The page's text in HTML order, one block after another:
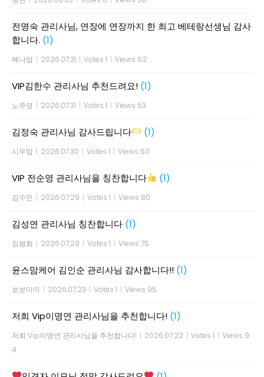
전명숙 관리사님, 연장에 연장까지 한 최고 베테랑선생님 감사
합니다. (1)
해나맘 | 2026.07.31 | Votes 1 | Views 62
VIP김한수 관리사님 추천드려요! (1)
노주영 | 2026.07.31 | Votes 1 | Views 53
김정숙 관리사님 감사드립니다 (1)
시우맘 | 2026.07.30 | Votes 1 | Views 60
VIP 전순영 관리사님을 칭찬합니다 (1)
김수민 | 2026.07.29 | Votes 1 | Views 80
김성연 관리사님 칭찬합니다 (1)
김평화 | 2026.07.28 | Votes 1 | Views 75
윤스맘케어 김인순 관리사님 감사합니다!! (1)
보보마미 | 2026.07.23 | Votes 1 | Views 95
저희 Vip이명연 관리사님을 추천합니다! (1)
저희 Vip이명연 관리사님을 추천합니다! | 2026.07.22 | Votes 1 | Views 9
4